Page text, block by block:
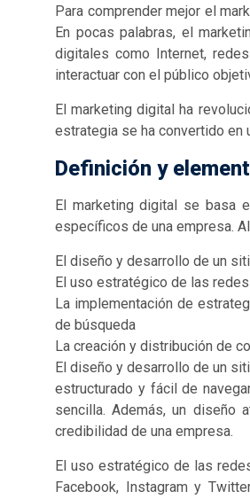
Para comprender mejor el
En pocas palabras, el
digitales como Internet,
interactuar con el público
El marketing digital ha
estrategia se ha convertido en
Definición y
El marketing digital se basa
específicos de una empresa.
El diseño y desarrollo de un
El uso estratégico de las
La implementación de
de búsqueda
La creación y distribución de
El diseño y desarrollo de un
estructurado y fácil de
sencilla. Además, un diseño
credibilidad de una empresa.
El uso estratégico de las
Facebook, Instagram y